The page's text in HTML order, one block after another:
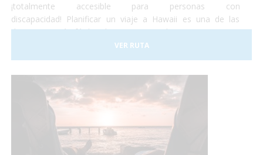
¡totalmente accesible para personas con
discapacidad! Planificar un viaje a Hawaii es una de las
decisiones más fáciles de tomar... Simplemente porque es
un lugar increíble que permite cualquier tipo de
experiencia. Todo esto, de la mano de una cultura antigua
¡una experiencia única e inolvidable!
VER RUTA